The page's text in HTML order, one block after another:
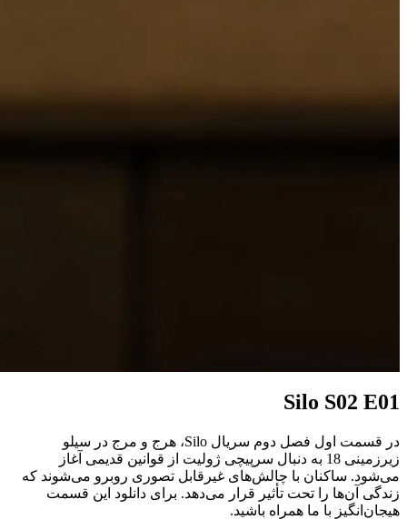
Silo S02 E01
در قسمت اول فصل دوم سریال Silo، هرج و مرج در سیلو
زیرزمینی 18 به دنبال سرپیچی ژولیت از قوانین قدیمی آغاز
می‌شود. ساکنان با چالش‌های غیرقابل تصوری روبرو می‌شوند که
زندگی آن‌ها را تحت تأثیر قرار می‌دهد. برای دانلود این قسمت
هیجان‌انگیز با ما همراه باشید.